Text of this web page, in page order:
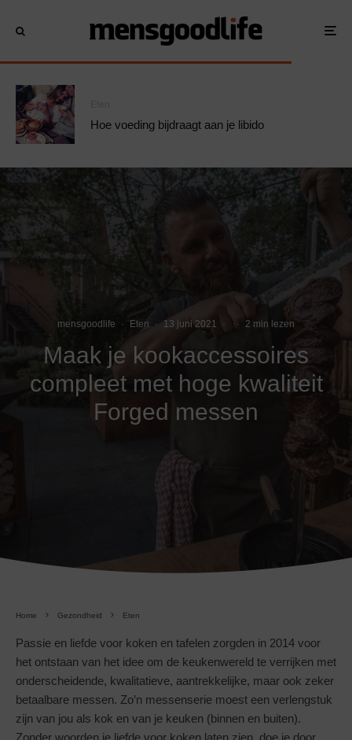
Hoe voeding bijdraagt aan je libido
mensgoodlife · Eten · 13 juni 2021 · · 2 min lezen
Maak je kookaccessoires
compleet met hoge kwaliteit
Forged messen
Home Gezondheid Eten
Passie en liefde voor koken en tafelen zorgden in 2014 voor
het ontstaan van het idee om de keukenwereld te verrijken met
onderscheidende, kwalitatieve, aantrekkelijke, maar ook zeker
betaalbare messen. Zo’n messenserie moest een verlengstuk
zijn van jou als kok en van je keuken (binnen en buiten).